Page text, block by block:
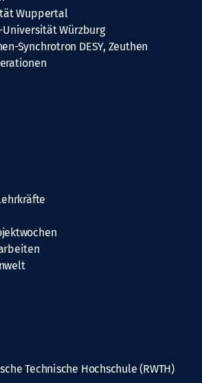
Wuppertal
Würzburg
Synchrotron DESY, Zeuthen
Technische Hochschule (RWTH)